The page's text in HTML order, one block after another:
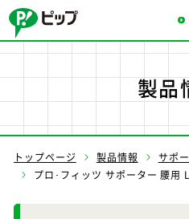
製品
トップページ 製品情報
サポ
プロ･フィッツ サポーター 腰用